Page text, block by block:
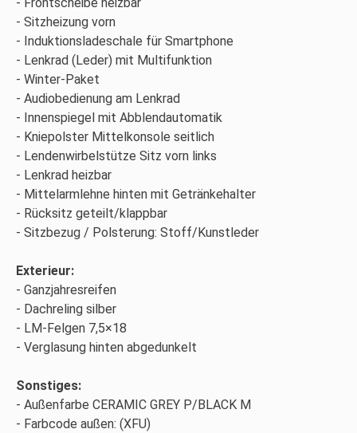
Sitzheizung vorn
Induktionsladeschale für Smartphone
Lenkrad (Leder) mit Multifunktion
Winter-Paket
Audiobedienung am Lenkrad
Innenspiegel mit Abblendautomatik
Kniepolster Mittelkonsole seitlich
Lendenwirbelstütze Sitz vorn links
Lenkrad heizbar
Mittelarmlehne hinten mit Getränkehalter
Rücksitz geteilt/klappbar
Sitzbezug / Polsterung: Stoff/Kunstleder
Exterieur:
Ganzjahresreifen
Dachreling silber
LM-Felgen 7,5×18
Verglasung hinten abgedunkelt
Sonstiges:
Außenfarbe CERAMIC GREY P/BLACK M
Farbcode außen: (XFU)